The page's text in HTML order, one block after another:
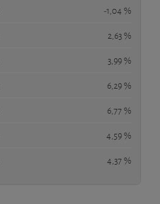
-1,04 %
2,63 %
3,99 %
6,29 %
6,77 %
4,59 %
4,37 %